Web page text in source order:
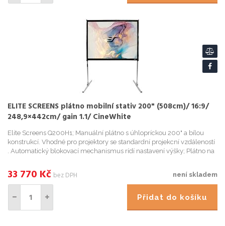
ELITE SCREENS plátno mobilní stativ 200" (508cm)/ 16:9/
248,9×442cm/ gain 1.1/ CineWhite
Elite Screens Q200H1; Manuální plátno s úhlopríckou 200" a bílou
konstrukcí. Vhodné pro projektory se standardní projekcní vzdáleností
. Automatický blokovací mechanismus rídí nastavení výšky; Plátno na
není skladem
33 770 Kč bez DPH
Přidat do košíku